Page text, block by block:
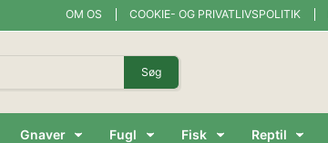
OM OS COOKIE- OG PRIVATLIVSPOLITIK
Søg
Gnaver Fugl Fisk Reptil